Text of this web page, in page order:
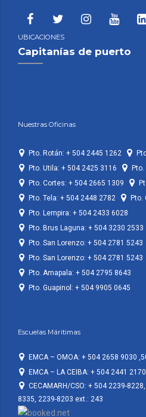
UBICACIONES
Capitanías de puerto
Nuestras Oficinas
Pto. Rotán: + 504 2445 1262
Pto. Utila: + 504 2425 3116
Pto. Cortes: + 504 2665 1309
Pto. Tela: + 504 2448 2782
Pto.
Pto. Lempira: + 504 2433 6028
Pto. Brus Laguna: + 504 3230 2533
Pto. San Lorenzo: + 504 2781 5243
Pto. San Lorenzo: + 504 2781 5243
Pto. Amapala: + 504 2795 8643
Pto. Guapinol: + 504 9905 0645
Escuelas Máritimas
EMCA – OMOA: + 504 2658 9030
EMCA – LA CEIBA: + 504 2441
CECAMARH/CSO: + 504 2239-
8335, 2239-8203 ext.: 243